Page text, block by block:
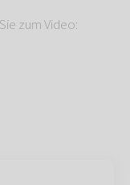
zum Video: